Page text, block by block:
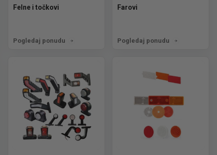
Felne i točkovi
Pogledaj ponudu
Farovi
Pogledaj ponudu